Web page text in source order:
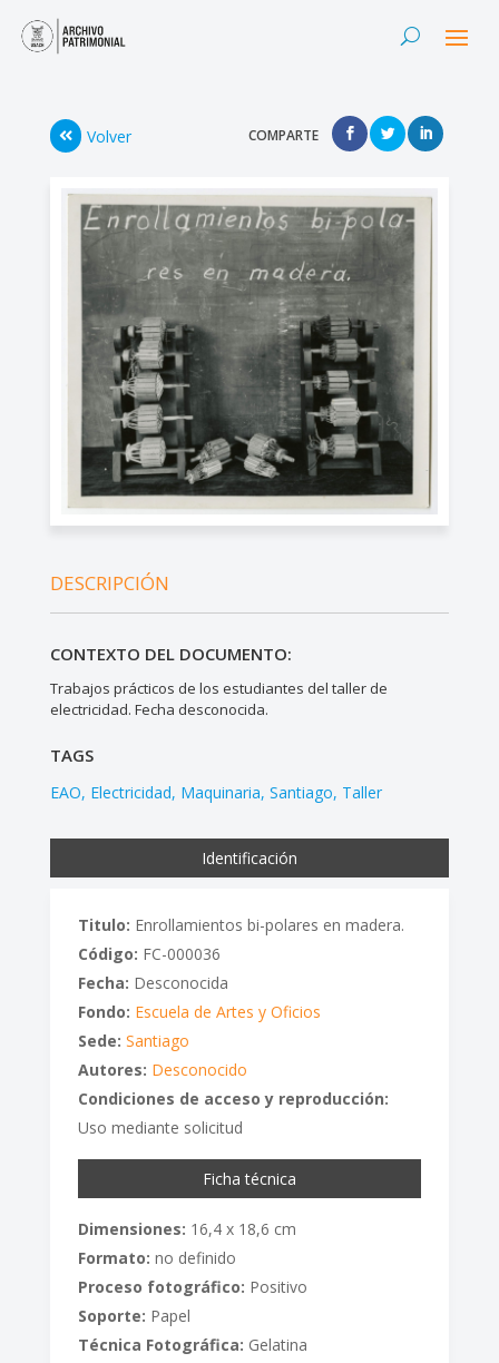
Volver COMPARTE
DESCRIPCIÓN
CONTEXTO DEL DOCUMENTO:
Trabajos prácticos de los estudiantes del taller de
electricidad. Fecha desconocida.
TAGS
EAO Electricidad Maquinaria Santiago Taller
Identificación
Titulo: Enrollamientos bi-polares en madera.
Código: FC-000036
Fecha: Desconocida
Fondo: Escuela de Artes y Oficios
Sede: Santiago
Autores: Desconocido
Condiciones de acceso y reproducción:
Uso mediante solicitud
Ficha técnica
Dimensiones: 16,4 x 18,6 cm
Formato: no definido
Proceso fotográfico: Positivo
Soporte: Papel
Técnica Fotográfica: Gelatina